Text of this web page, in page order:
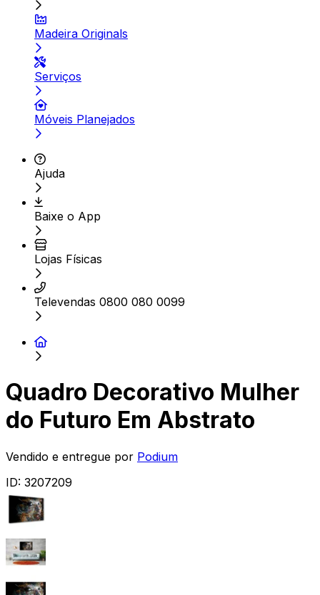
Madeira Originals
Serviços
Móveis Planejados
Ajuda
Baixe o App
Lojas Físicas
Televendas 0800 080 0099
Quadro Decorativo Mulher
do Futuro Em Abstrato
Vendido e entregue por Podium
ID: 3207209